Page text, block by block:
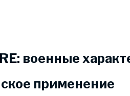
военные
применение